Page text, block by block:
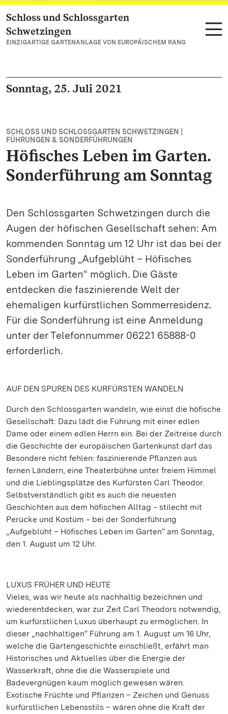
Zum Hauptinhalt springen
Schloss und Schlossgarten
Schwetzingen
EINZIGARTIGE GARTENANLAGE VON EUROPÄISCHEM RANG
Sonntag, 25. Juli 2021
SCHLOSS UND SCHLOSSGARTEN SCHWETZINGEN |
FÜHRUNGEN & SONDERFÜHRUNGEN
Höfisches Leben im Garten.
Sonderführung am Sonntag
Den Schlossgarten Schwetzingen durch die
Augen der höfischen Gesellschaft sehen: Am
kommenden Sonntag um 12 Uhr ist das bei der
Sonderführung „Aufgeblüht – Höfisches
Leben im Garten“ möglich. Die Gäste
entdecken die faszinierende Welt der
ehemaligen kurfürstlichen Sommerresidenz.
Für die Sonderführung ist eine Anmeldung
unter der Telefonnummer 06221 65888-0
erforderlich.
AUF DEN SPUREN DES KURFÜRSTEN WANDELN
Durch den Schlossgarten wandeln, wie einst die höfische
Gesellschaft: Dazu lädt die Führung mit einer edlen
Dame oder einem edlen Herrn ein. Bei der Zeitreise durch
die Geschichte der europäischen Gartenkunst darf das
Besondere nicht fehlen: faszinierende Pflanzen aus
fernen Ländern, eine Theaterbühne unter freiem Himmel
und die Lieblingsplätze des Kurfürsten Carl Theodor.
Selbstverständlich gibt es auch die neuesten
Geschichten aus dem höfischen Alltag ‒ stilecht mit
Perücke und Kostüm ‒ bei der Sonderführung
„Aufgeblüht – Höfisches Leben im Garten“ am Sonntag,
den 1. August um 12 Uhr.
LUXUS FRÜHER UND HEUTE
Vieles, was wir heute als nachhaltig bezeichnen und
wiederentdecken, war zur Zeit Carl Theodors notwendig,
um kurfürstlichen Luxus überhaupt zu ermöglichen. In
dieser „nachhaltigen“ Führung am 1. August um 16 Uhr,
welche die Gartengeschichte einschließt, erfährt man
Historisches und Aktuelles über die Energie der
Wasserkraft, ohne die die Wasserspiele und
Badevergnügen kaum möglich gewesen wären.
Exotische Früchte und Pflanzen – Zeichen und Genuss
kurfürstlichen Lebensstils – wären ohne die Kraft der